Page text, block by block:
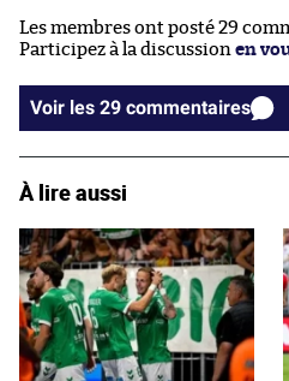
Les membres ont posté 29
Participez à la discussion en
Voir les 29 commentaires
À lire aussi